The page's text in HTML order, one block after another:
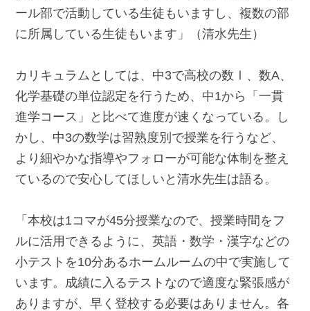
ール部で活動している生徒もいますし、複数の部
に所属している生徒もいます」（清水先生）
カリキュラムとしては、中3で高校の数Ⅰ、数A、
化学基礎の単位認定を行うため、中1から「一貫
進学コース」と比べて進度が速くなっている。し
かし、中3の数学は習熟度別で授業を行うなど、
より細やかな指導やフォローが可能な体制を整え
ているので安心してほしいと清水先生は語る。
「本校は1コマが45分授業なので、授業時間をフ
ルに活用できるように、英語・数学・漢字などの
小テストを10分あるホームルームの中で実施して
います。成績に入るテストなので適度な緊張感が
ありますが、早く登校する必要はありません。各